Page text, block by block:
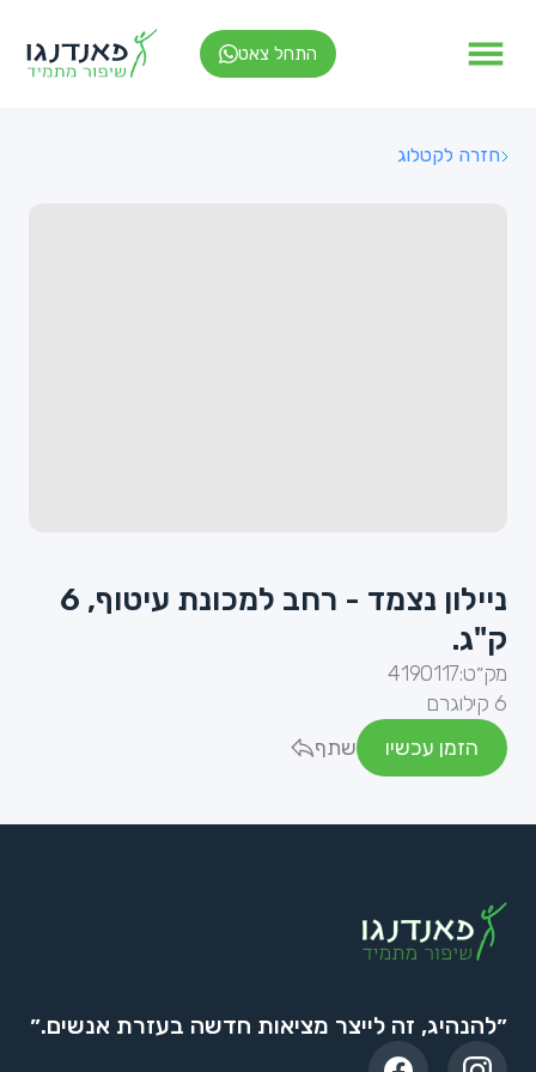
התחל צאט
חזרה לקטלוג
ניילון נצמד - רחב למכונת עיטוף, 6
ק"ג.
מק״ט:4190117
6 קילוגרם
הזמן עכשיו
שתף
״להנהיג, זה לייצר מציאות חדשה בעזרת אנשים.״